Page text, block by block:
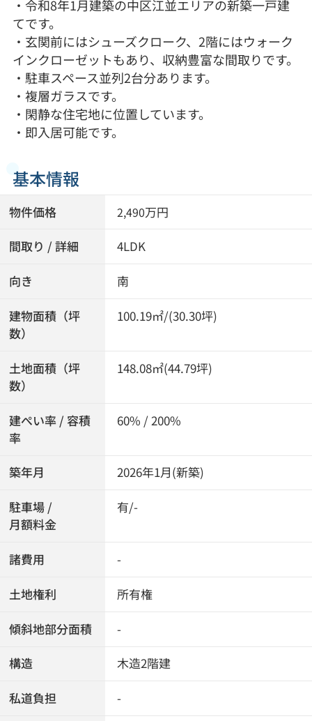
・令和8年1月建築の中区江並エリアの新築一戸建
てです。
・玄関前にはシューズクローク、2階にはウォーク
インクローゼットもあり、収納豊富な間取りです。
・駐車スペース並列2台分あります。
・複層ガラスです。
・閑静な住宅地に位置しています。
・即入居可能です。
基本情報
物件価格 2,490万円
間取り / 詳細 4LDK
向き 南
建物面積（坪
数）
100.19㎡/(30.30坪)
土地面積（坪
数）
148.08㎡(44.79坪)
建ぺい率 / 容積
率
60% / 200%
築年月 2026年1月(新築)
駐車場 /
月額料金
有/-
諸費用 -
土地権利 所有権
傾斜地部分面積 -
構造 木造2階建
私道負担 -